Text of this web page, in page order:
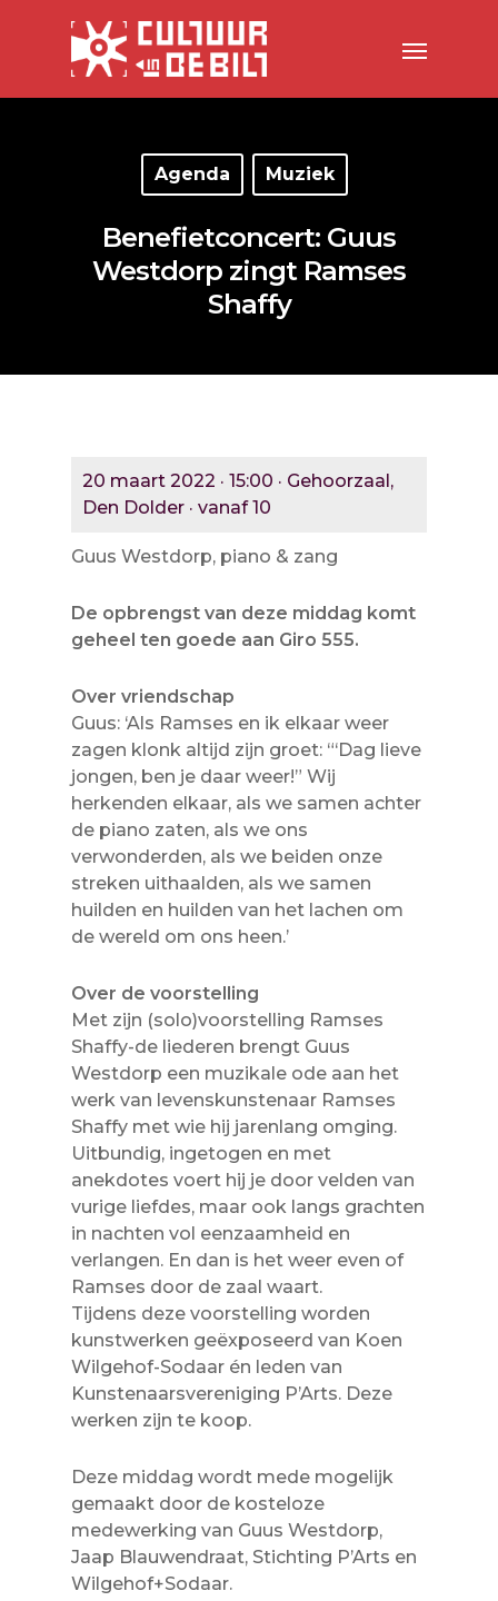
Agenda Muziek
Benefietconcert: Guus
Westdorp zingt Ramses
Shaffy
20 maart 2022 · 15:00 · Gehoorzaal,
Den Dolder · vanaf 10
Guus Westdorp, piano & zang
De opbrengst van deze middag komt
geheel ten goede aan Giro 555.
Over vriendschap
Guus: ‘Als Ramses en ik elkaar weer
zagen klonk altijd zijn groet: “‘Dag lieve
jongen, ben je daar weer!” Wij
herkenden elkaar, als we samen achter
de piano zaten, als we ons
verwonderden, als we beiden onze
streken uithaalden, als we samen
huilden en huilden van het lachen om
de wereld om ons heen.’
Over de voorstelling
Met zijn (solo)voorstelling Ramses
Shaffy-de liederen brengt Guus
Westdorp een muzikale ode aan het
werk van levenskunstenaar Ramses
Shaffy met wie hij jarenlang omging.
Uitbundig, ingetogen en met
anekdotes voert hij je door velden van
vurige liefdes, maar ook langs grachten
in nachten vol eenzaamheid en
verlangen. En dan is het weer even of
Ramses door de zaal waart.
Tijdens deze voorstelling worden
kunstwerken geëxposeerd van Koen
Wilgehof-Sodaar én leden van
Kunstenaarsvereniging P’Arts. Deze
werken zijn te koop.
Deze middag wordt mede mogelijk
gemaakt door de kosteloze
medewerking van Guus Westdorp,
Jaap Blauwendraat, Stichting P’Arts en
Wilgehof+Sodaar.